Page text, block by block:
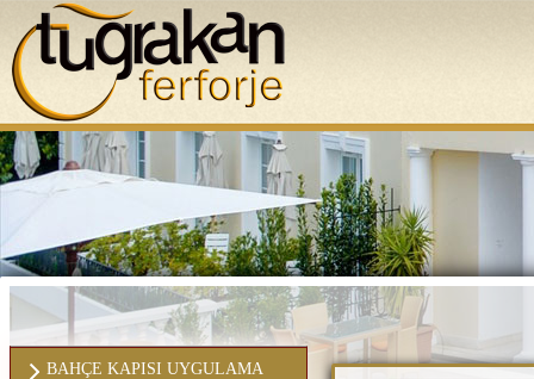
ANASAYFA KURUMSAL
BAHÇE KAPISI UYGULAMA